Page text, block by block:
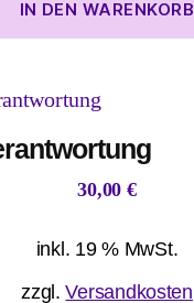
IN DEN WARENKORB
30,00 €
inkl. 19 % MwSt.
zzgl.Versandkosten